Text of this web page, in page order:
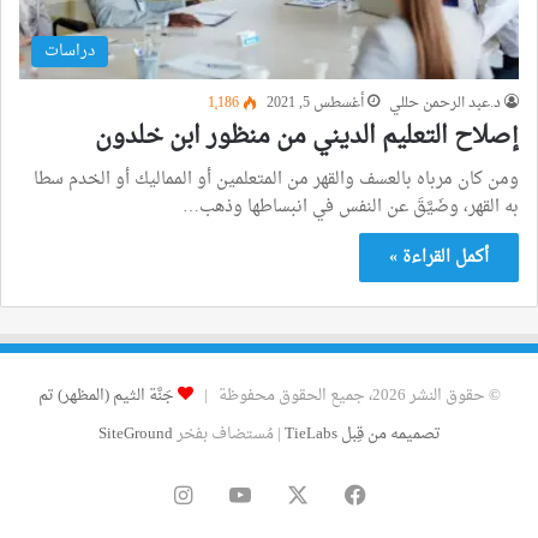
دراسات
د.عبد الرحمن حللي أغسطس 5, 2021 1٬186
إصلاح التعليم الديني من منظور ابن خلدون
ومن كان مرباه بالعسف والقهر من المتعلمين أو المماليك أو الخدم سطا
به القهر، وضَيَّقَ عن النفس في انبساطها وذهب…
أكمل القراءة »
© حقوق النشر 2026، جميع الحقوق محفوظة |
جَنَّة الثيم (المظهر) تم
تصميمه من قِبل TieLabs
| مُستضاف بفخرSiteGround
فيسبوك ‫YouTube